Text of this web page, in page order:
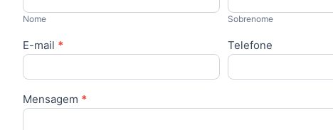
Nome Sobrenome
E-mail * Telefone
Mensagem *